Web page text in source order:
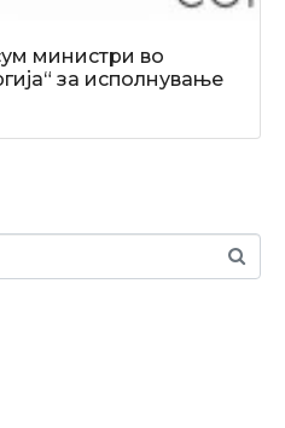
министри во
за исполнување